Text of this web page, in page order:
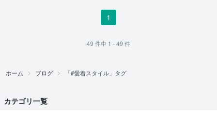
1
49 件中 1 - 49 件
ホーム ブログ 「#愛着スタイル」タグ
カテゴリ一覧